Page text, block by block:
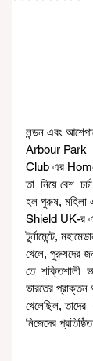
লন্ডন এবং
Arbour Park
Club এর
তা  নিয়ে বেশ
হল পুরুষ, মহিলা
Shield UK-র
টুর্নামেন্টে,
খেলে,
তে  শক্তিশালী
ভারতের
খেলেছিল, তাদের
নিজেদের